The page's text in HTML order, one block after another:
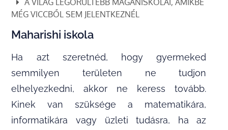
A VILÁG LEGŐRÜLTEBB MAGÁNISKOLÁI, AMIKBE
MÉG VICCBŐL SEM JELENTKEZNÉL
Maharishi iskola
Ha azt szeretnéd, hogy gyermeked
semmilyen területen ne tudjon
elhelyezkedni, akkor ne keress tovább.
Kinek van szüksége a matematikára,
informatikára vagy üzleti tudásra, ha az